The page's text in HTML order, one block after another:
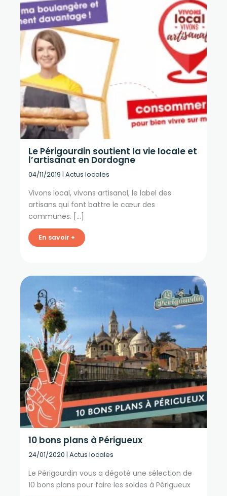
Le Périgourdin soutient la vie locale et
l’artisanat en Dordogne
04/11/2019 | Actus locales
Vivons local, vivons artisanal, le label des
artisans qui font battre le cœur des
communes. […]
En savoir +
10 bons plans à Périgueux
24/01/2020 | Actus locales
Le Périgourdin vous a dégoté une sélection de
10 bons plans pour faire les soldes à Périgueux